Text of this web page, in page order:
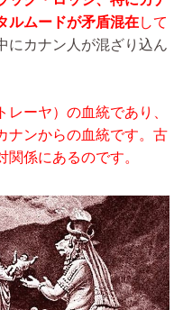
ルムードが矛盾混在して
にカナン人が混ざり込ん
ーヤ）の血統であり、
ナンからの血統です。古
係にあるのです。